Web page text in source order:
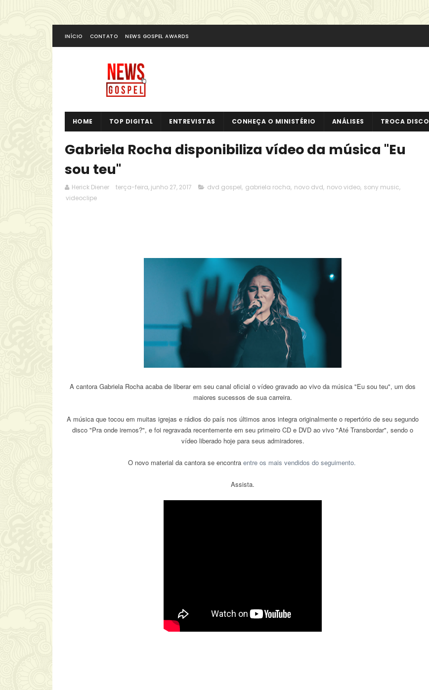
INÍCIO CONTATO NEWS GOSPEL AWARDS
HOME TOP DIGITAL ENTREVISTAS CONHEÇA O MINISTÉRIO ANÁLISES TROCA DISCO
Gabriela Rocha disponibiliza vídeo da música "Eu
sou teu"
Herick Diener terça-feira, junho 27, 2017 dvd gospel, gabriela rocha, novo dvd, novo video, sony music,
videoclipe
A cantora Gabriela Rocha acaba de liberar em seu canal oficial o vídeo gravado ao vivo da música "Eu sou teu", um dos
maiores sucessos de sua carreira.
A música que tocou em muitas igrejas e rádios do país nos últimos anos integra originalmente o repertório de seu segundo
disco "Pra onde iremos?", e foi regravada recentemente em seu primeiro CD e DVD ao vivo "Até Transbordar", sendo o
vídeo liberado hoje para seus admiradores.
O novo material da cantora se encontra entre os mais vendidos do seguimento.
Assista.